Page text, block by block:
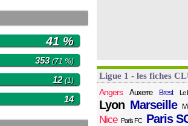
41 %
353(71 %)
12(1)
14
Ligue 1 - les fiches
Angers
Auxerre Brest Le
Lyon Marseille
Nice Paris FC Paris